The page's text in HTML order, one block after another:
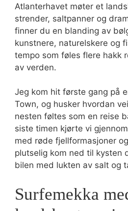
Atlanterhavet møter et
strender, saltpanner og
finner du en blanding av
kunstnere, naturelskere og
tempo som føles flere hakk
av verden.
Jeg kom hit første gang på
Town, og husker hvordan
nesten føltes som en reise
siste timen kjørte vi
med røde fjellformasjoner
plutselig kom ned til kysten
bilen med lukten av salt og
Surfemekka